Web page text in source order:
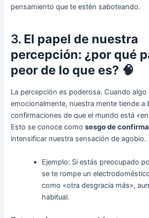
pensamiento que te estén saboteando.
3. El papel de nuestra
percepción: ¿por qué
peor de lo que es? 🧠
La percepción es poderosa. Cuando algo
emocionalmente, nuestra mente tiende a
confirmaciones de que el mundo está
Esto se conoce comosesgo de
intensificar nuestra sensación de agobio.
Ejemplo: Si estás preocupado
se te rompe un
como «otra desgracia más»,
habitual.